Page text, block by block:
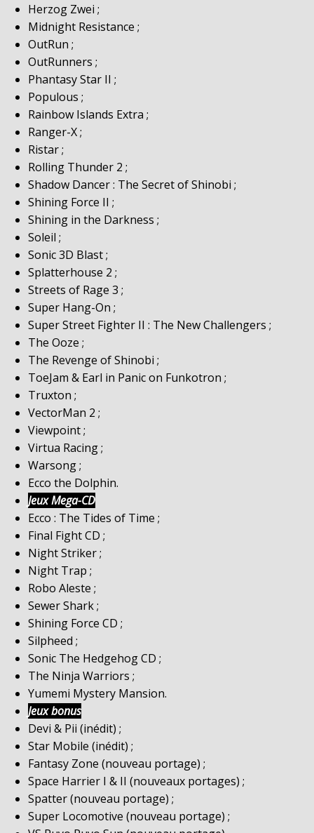
Herzog Zwei ;
Midnight Resistance ;
OutRun ;
OutRunners ;
Phantasy Star II ;
Populous ;
Rainbow Islands Extra ;
Ranger-X ;
Ristar ;
Rolling Thunder 2 ;
Shadow Dancer : The Secret of Shinobi ;
Shining Force II ;
Shining in the Darkness ;
Soleil ;
Sonic 3D Blast ;
Splatterhouse 2 ;
Streets of Rage 3 ;
Super Hang-On ;
Super Street Fighter II : The New Challengers ;
The Ooze ;
The Revenge of Shinobi ;
ToeJam & Earl in Panic on Funkotron ;
Truxton ;
VectorMan 2 ;
Viewpoint ;
Virtua Racing ;
Warsong ;
Ecco the Dolphin.
Jeux Mega-CD
Ecco : The Tides of Time ;
Final Fight CD ;
Night Striker ;
Night Trap ;
Robo Aleste ;
Sewer Shark ;
Shining Force CD ;
Silpheed ;
Sonic The Hedgehog CD ;
The Ninja Warriors ;
Yumemi Mystery Mansion.
Jeux bonus
Devi & Pii (inédit) ;
Star Mobile (inédit) ;
Fantasy Zone (nouveau portage) ;
Space Harrier I & II (nouveaux portages) ;
Spatter (nouveau portage) ;
Super Locomotive (nouveau portage) ;